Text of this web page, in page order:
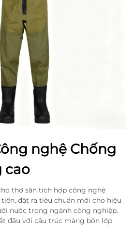
nghệ Chống
cao
thợ săn tích hợp công nghệ
đặt ra tiêu chuẩn mới cho hiệu
nước trong ngành công nghiệp.
đầu với cấu trúc màng bốn lớp